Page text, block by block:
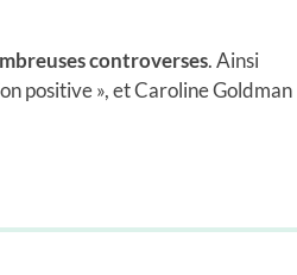
controverses. Ainsi
positive », et Caroline Goldman